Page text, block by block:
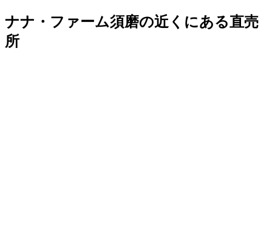
ナナ・ファーム須磨の近くにある直売
所